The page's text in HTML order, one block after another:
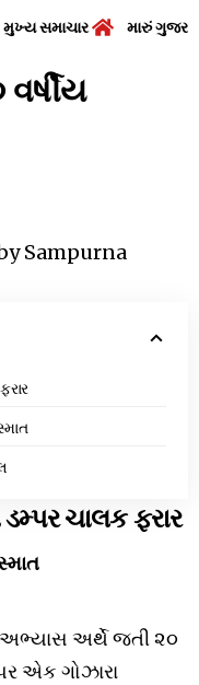
મુખ્ય સમાચાર મારું
Sampurna
ચાલક ફરાર
અર્થે જતી ૨૦
એક ગોઝારા